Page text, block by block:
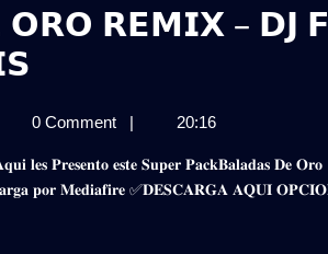
𝗥𝗘𝗠𝗜𝗫 – 𝗗𝗝
𝗗𝗘
𝗢𝗥𝗢
0 Comment | 20:16
𝐩𝐨𝐫 𝐌𝐞𝐝𝐢𝐚𝐟𝐢𝐫𝐞 ✅𝐃𝐄𝐒𝐂𝐀𝐑𝐆𝐀 𝐀𝐐𝐔𝐈